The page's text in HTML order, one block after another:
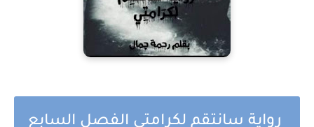
رواية سانتقم لكرامتي الفصل السابع